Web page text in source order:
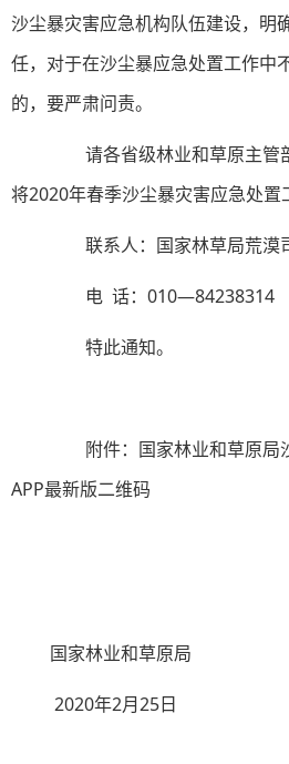
沙尘暴灾害应急机构队伍建设，明
任，对于在沙尘暴应急处置工作中
的，要严肃问责。
请各省级林业和草原主管
将2020年春季沙尘暴灾害应急处置
联系人：国家林草局荒漠
电 话：010—84238314
特此通知。
附件：国家林业和草原局
APP最新版二维码
国家林业和草原局
2020年2月25日